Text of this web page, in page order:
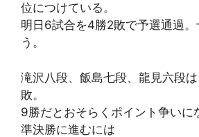
位につけている。
明日6試合を4勝2敗で予選通過。
う。
滝沢八段、飯島七段、龍見六段
敗。
9勝だとおそらくポイント争いに
準決勝に進むには